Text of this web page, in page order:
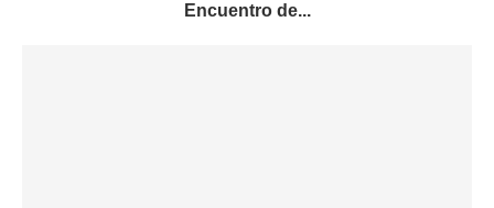
Encuentro de...